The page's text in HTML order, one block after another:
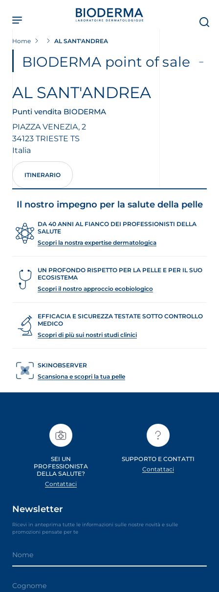
main
content
Home AL SANT'ANDREA
BIODERMA point of sale
AL SANT'ANDREA
Punti vendita BIODERMA
PIAZZA VENEZIA, 2
34123 TRIESTE TS
Italia
ITINERARIO
Il nostro impegno per la salute della pelle
DA 40 ANNI AL FIANCO DEI PROFESSIONISTI DELLA
SALUTE
Scopri la nostra expertise dermatologica
UN PROFONDO RISPETTO PER LA PELLE E PER IL SUO
ECOSISTEMA
Scopri il nostro approccio ecobiologico
EFFICACIA E SICUREZZA TESTATE SOTTO CONTROLLO
MEDICO
Scopri di più sui nostri studi clinici
SKINOBSERVER
Scansiona e scopri la tua pelle
SEI UN
PROFESSIONISTA
DELLA SALUTE?
Contattaci
SUPPORTO E CONTATTI
Contattaci
Newsletter
Ricevi in anteprima tutte le informazioni sulle nostre novità e sulle
promozioni pensate per te